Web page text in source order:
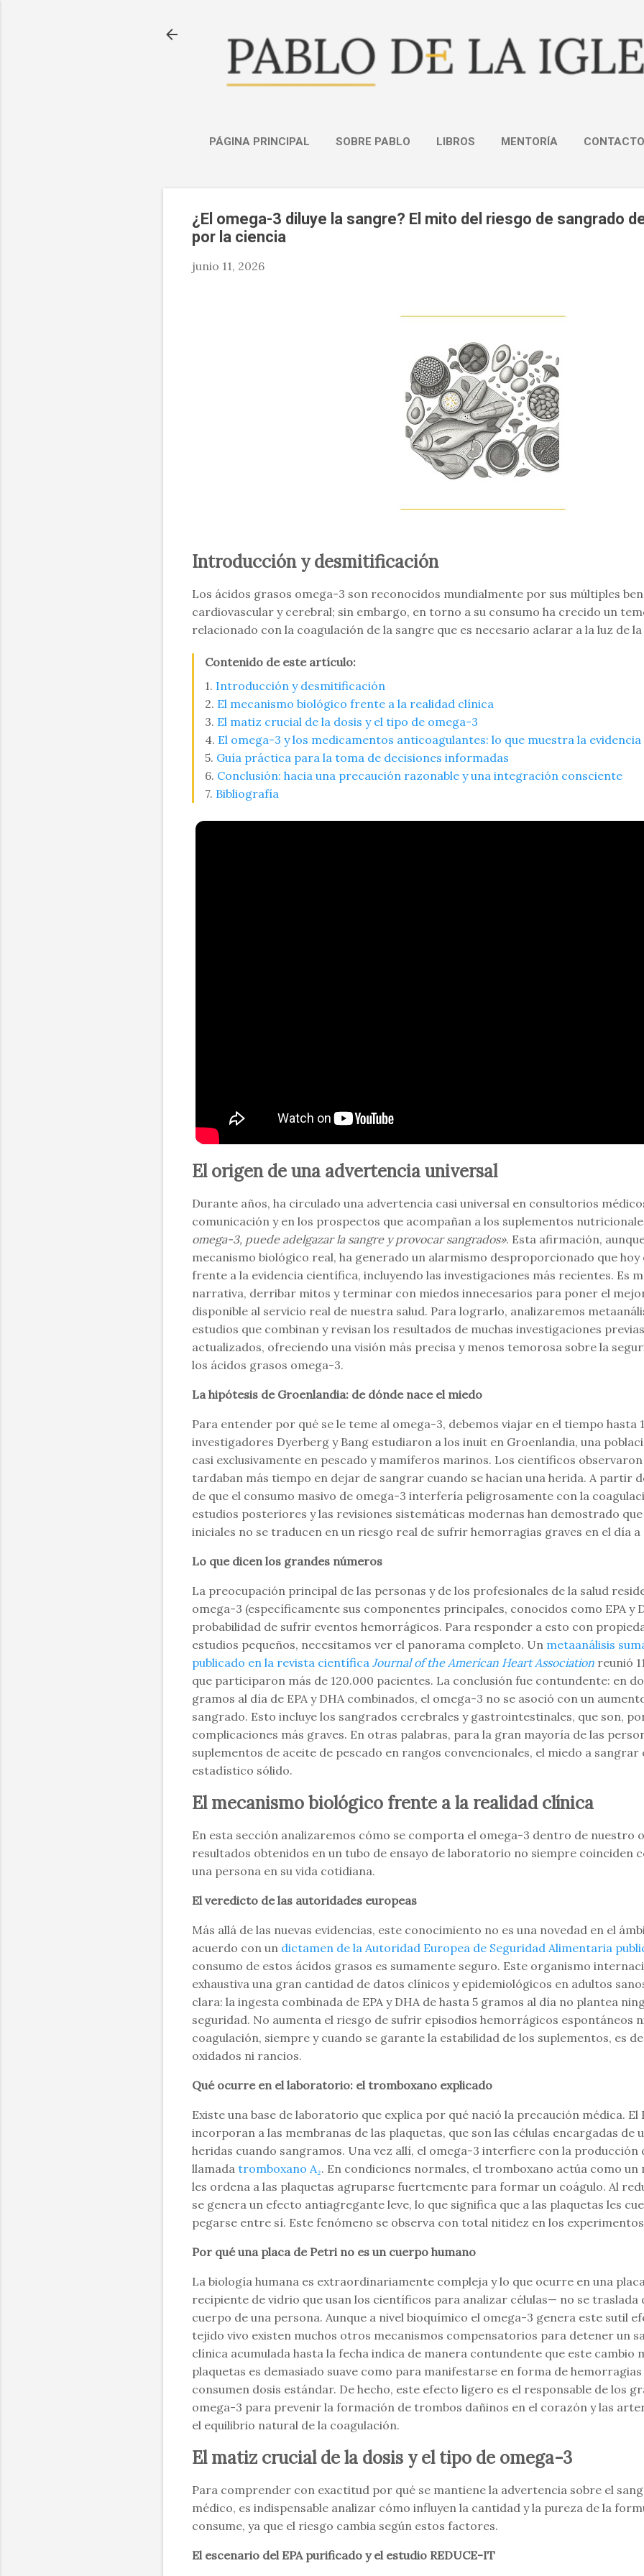
PÁGINA PRINCIPAL SOBRE PABLO LIBROS MENTORÍA CONTACTO
¿El omega-3 diluye la sangre? El mito del riesgo de sangrado
por la ciencia
junio 11, 2026
Introducción y desmitificación
Los ácidos grasos omega-3 son reconocidos mundialmente por sus múltiples
cardiovascular y cerebral; sin embargo, en torno a su consumo ha crecido un
relacionado con la coagulación de la sangre que es necesario aclarar a la luz de
Contenido de este artículo:
1. Introducción y desmitificación
2. El mecanismo biológico frente a la realidad clínica
3. El matiz crucial de la dosis y el tipo de omega-3
4. El omega-3 y los medicamentos anticoagulantes: lo que muestra la
5. Guía práctica para la toma de decisiones informadas
6. Conclusión: hacia una precaución razonable y una integración consciente
7. Bibliografía
El origen de una advertencia universal
Durante años, ha circulado una advertencia casi universal en consultorios
comunicación y en los prospectos que acompañan a los suplementos
omega-3, puede adelgazar la sangre y provocar sangrados». Esta afirmación,
mecanismo biológico real, ha generado un alarmismo desproporcionado que hoy
frente a la evidencia científica, incluyendo las investigaciones más recientes. Es
narrativa, derribar mitos y terminar con miedos innecesarios para poner el
disponible al servicio real de nuestra salud. Para lograrlo, analizaremos
estudios que combinan y revisan los resultados de muchas investigaciones
actualizados, ofreciendo una visión más precisa y menos temorosa sobre la
los ácidos grasos omega-3.
La hipótesis de Groenlandia: de dónde nace el miedo
Para entender por qué se le teme al omega-3, debemos viajar en el tiempo hasta
investigadores Dyerberg y Bang estudiaron a los inuit en Groenlandia, una
casi exclusivamente en pescado y mamíferos marinos. Los científicos
tardaban más tiempo en dejar de sangrar cuando se hacían una herida. A partir
de que el consumo masivo de omega-3 interfería peligrosamente con la
estudios posteriores y las revisiones sistemáticas modernas han demostrado
iniciales no se traducen en un riesgo real de sufrir hemorragias graves en el día a
Lo que dicen los grandes números
La preocupación principal de las personas y de los profesionales de la salud
omega-3 (específicamente sus componentes principales, conocidos como EPA y
probabilidad de sufrir eventos hemorrágicos. Para responder a esto con
estudios pequeños, necesitamos ver el panorama completo. Un metaanálisis
publicado en la revista científica Journal of the American Heart Association reunió
que participaron más de 120.000 pacientes. La conclusión fue contundente: en
gramos al día de EPA y DHA combinados, el omega-3 no se asoció con un
sangrado. Esto incluye los sangrados cerebrales y gastrointestinales, que son,
complicaciones más graves. En otras palabras, para la gran mayoría de las
suplementos de aceite de pescado en rangos convencionales, el miedo a
estadístico sólido.
El mecanismo biológico frente a la realidad clínica
En esta sección analizaremos cómo se comporta el omega-3 dentro de nuestro
resultados obtenidos en un tubo de ensayo de laboratorio no siempre coinciden
una persona en su vida cotidiana.
El veredicto de las autoridades europeas
Más allá de las nuevas evidencias, este conocimiento no es una novedad en el
acuerdo con un dictamen de la Autoridad Europea de Seguridad Alimentaria
consumo de estos ácidos grasos es sumamente seguro. Este organismo
exhaustiva una gran cantidad de datos clínicos y epidemiológicos en adultos
clara: la ingesta combinada de EPA y DHA de hasta 5 gramos al día no plantea
seguridad. No aumenta el riesgo de sufrir episodios hemorrágicos espontáneos
coagulación, siempre y cuando se garante la estabilidad de los suplementos, es
oxidados ni rancios.
Qué ocurre en el laboratorio: el tromboxano explicado
Existe una base de laboratorio que explica por qué nació la precaución médica. El
incorporan a las membranas de las plaquetas, que son las células encargadas de
heridas cuando sangramos. Una vez allí, el omega-3 interfiere con la producción
llamada tromboxano A₂. En condiciones normales, el tromboxano actúa como
les ordena a las plaquetas agruparse fuertemente para formar un coágulo. Al
se genera un efecto antiagregante leve, lo que significa que a las plaquetas les
pegarse entre sí. Este fenómeno se observa con total nitidez en los
Por qué una placa de Petri no es un cuerpo humano
La biología humana es extraordinariamente compleja y lo que ocurre en una
recipiente de vidrio que usan los científicos para analizar células— no se traslada
cuerpo de una persona. Aunque a nivel bioquímico el omega-3 genera este sutil
tejido vivo existen muchos otros mecanismos compensatorios para detener un
clínica acumulada hasta la fecha indica de manera contundente que este cambio
plaquetas es demasiado suave como para manifestarse en forma de
consumen dosis estándar. De hecho, este efecto ligero es el responsable de los
omega-3 para prevenir la formación de trombos dañinos en el corazón y las
el equilibrio natural de la coagulación.
El matiz crucial de la dosis y el tipo de omega-3
Para comprender con exactitud por qué se mantiene la advertencia sobre el
médico, es indispensable analizar cómo influyen la cantidad y la pureza de la
consume, ya que el riesgo cambia según estos factores.
El escenario del EPA purificado y el estudio REDUCE-IT